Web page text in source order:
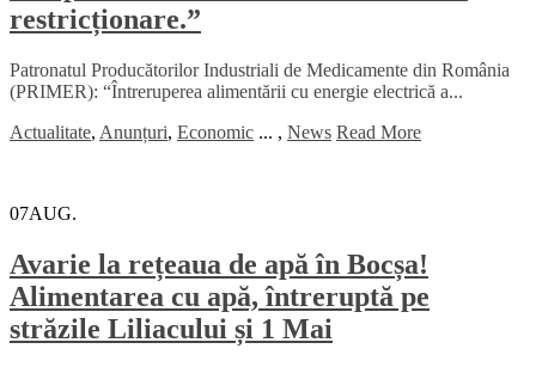
restricționare.”
Patronatul Producătorilor Industriali de Medicamente din România
(PRIMER): “Întreruperea alimentării cu energie electrică a...
Actualitate, Anunțuri, Economic ... , News Read More
07AUG.
Avarie la rețeaua de apă în Bocșa!
Alimentarea cu apă, întreruptă pe
străzile Liliacului și 1 Mai